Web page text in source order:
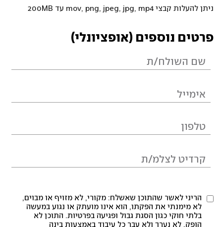
ניתן להעלות קבצי mov, png, jpeg, jpg, mp4 עד 200MB
פרטים נוספים (אופציונלי)
הריני לאשר שהתוכן שאשלח: מקורי, לא מזויף או מבוים,
לא מימנתי את הפקתו, הוא אינו מועתק או נגוע במעשה
בלתי חוקי כגון הסגת גבול ופגיעה בפרטיות. התוכן לא
הופק, לא נערך ולא עבר כל עיבוד באמצעות בינה